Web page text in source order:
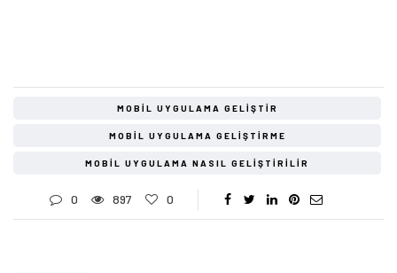
MOBIL UYGULAMA GELIŞTIR
MOBIL UYGULAMA GELIŞTIRME
MOBIL UYGULAMA NASIL GELIŞTIRILIR
0 897 0